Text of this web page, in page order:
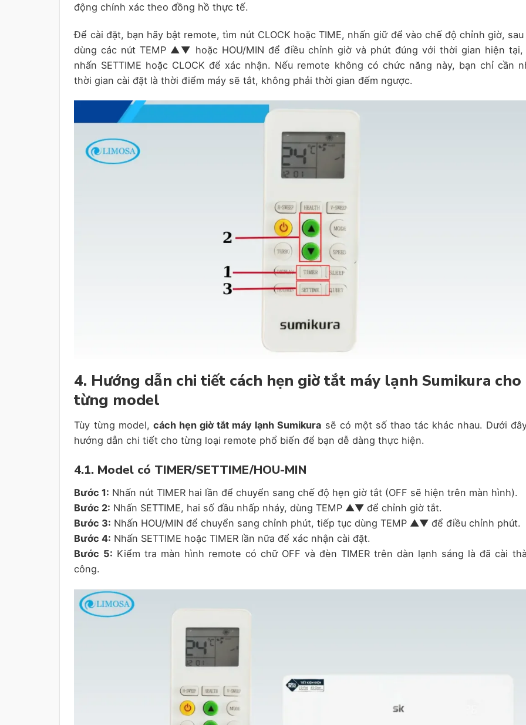
động chính xác theo đồng hồ thực tế.
Để cài đặt, bạn hãy bật remote, tìm nút CLOCK hoặc TIME, nhấn giữ để vào chế độ chỉnh giờ,
dùng các nút TEMP ▲▼ hoặc HOU/MIN để điều chỉnh giờ và phút đúng với thời gian hiện tại,
nhấn SETTIME hoặc CLOCK để xác nhận. Nếu remote không có chức năng này, bạn chỉ cần
thời gian cài đặt là thời điểm máy sẽ tắt, không phải thời gian đếm ngược.
4. Hướng dẫn chi tiết cách hẹn giờ tắt máy lạnh Sumikura cho
từng model
Tùy từng model, cách hẹn giờ tắt máy lạnh Sumikura sẽ có một số thao tác khác nhau. Dưới
hướng dẫn chi tiết cho từng loại remote phổ biến để bạn dễ dàng thực hiện.
4.1. Model có TIMER/SETTIME/HOU-MIN
Bước 1: Nhấn nút TIMER hai lần để chuyển sang chế độ hẹn giờ tắt (OFF sẽ hiện trên màn hình).
Bước 2: Nhấn SETTIME, hai số đầu nhấp nháy, dùng TEMP ▲▼ để chỉnh giờ tắt.
Bước 3: Nhấn HOU/MIN để chuyển sang chỉnh phút, tiếp tục dùng TEMP ▲▼ để điều chỉnh phút.
Bước 4: Nhấn SETTIME hoặc TIMER lần nữa để xác nhận cài đặt.
Bước 5: Kiểm tra màn hình remote có chữ OFF và đèn TIMER trên dàn lạnh sáng là đã cài
công.